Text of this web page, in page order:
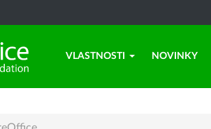
VLASTNOSTI NOVINKY